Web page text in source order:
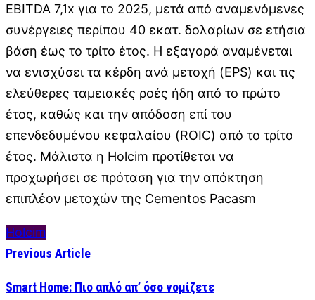
EBITDA 7,1x για το 2025, μετά από αναμενόμενες
συνέργειες περίπου 40 εκατ. δολαρίων σε ετήσια
βάση έως το τρίτο έτος. Η εξαγορά αναμένεται
να ενισχύσει τα κέρδη ανά μετοχή (EPS) και τις
ελεύθερες ταμειακές ροές ήδη από το πρώτο
έτος, καθώς και την απόδοση επί του
επενδεδυμένου κεφαλαίου (ROIC) από το τρίτο
έτος. Μάλιστα η Holcim προτίθεται να
προχωρήσει σε πρόταση για την απόκτηση
επιπλέον μετοχών της Cementos Pacasm
Holcim
Previous Article
Smart Home: Πιο απλό απ’ όσο νομίζετε